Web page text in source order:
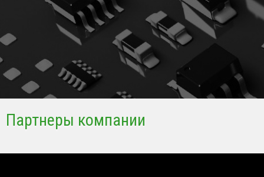
Партнеры компании